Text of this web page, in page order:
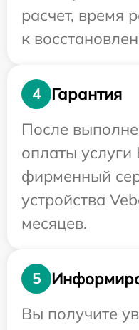
расчет, время
к
4
Гарантия
После
оплаты
фирменный
устройства
месяцев.
5
Вы получите